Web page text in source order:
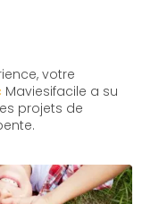
votre
Maviesifacile a su
projets de